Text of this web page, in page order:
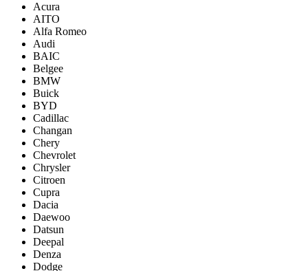
Acura
AITO
Alfa Romeo
Audi
BAIC
Belgee
BMW
Buick
BYD
Cadillac
Changan
Chery
Chevrolet
Chrysler
Citroen
Cupra
Dacia
Daewoo
Datsun
Deepal
Denza
Dodge